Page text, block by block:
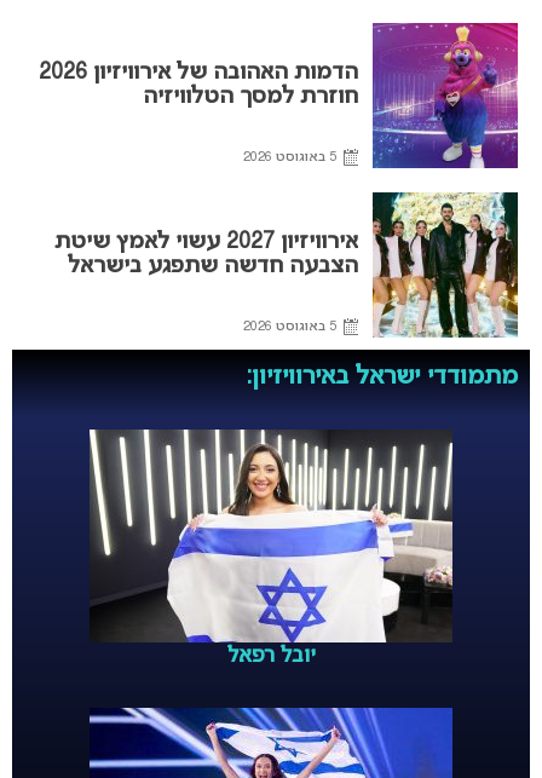
הדמות האהובה של אירוויזיון 2026
חוזרת למסך הטלוויזיה
5 באוגוסט 2026
אירוויזיון 2027 עשוי לאמץ שיטת
הצבעה חדשה שתפגע בישראל
5 באוגוסט 2026
מתמודדי ישראל באירוויזיון:
יובל רפאל